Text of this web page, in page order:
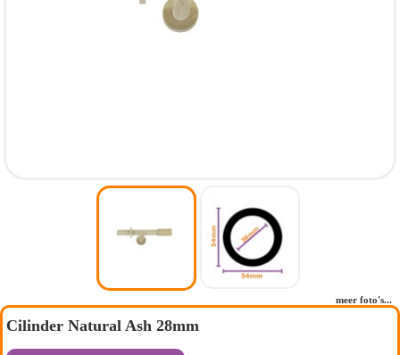
meer foto's...
Cilinder Natural Ash 28mm